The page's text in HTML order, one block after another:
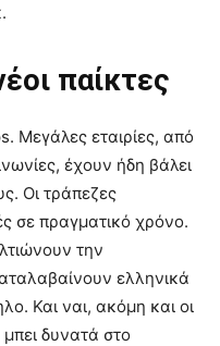
παίκτες
Μεγάλες εταιρίες, από
έχουν ήδη βάλει
Οι τράπεζες
σε πραγματικό χρόνο.
την
ελληνικά
Και ναι, ακόμη και οι
δυνατά στο